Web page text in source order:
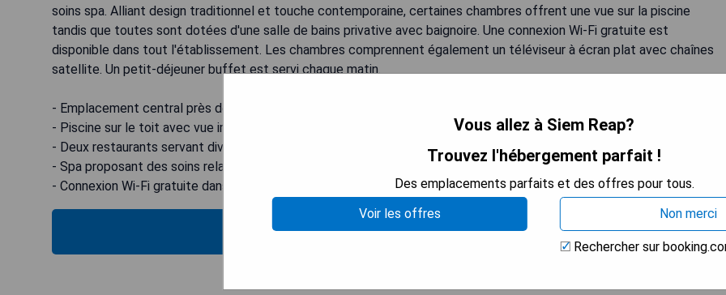
soins spa. Alliant design traditionnel et touche contemporaine, certaines chambres offrent une vue sur la piscine
tandis que toutes sont dotées d'une salle de bains privative avec baignoire. Une connexion Wi-Fi gratuite est
disponible dans tout l'établissement. Les chambres comprennent également un téléviseur à écran plat avec chaînes
satellite. Un petit-déjeuner buffet est servi chaque matin.
- Emplacement central près des attractions touristiques
- Piscine sur le toit avec vue imprenable
- Deux restaurants servant divers plats
- Spa proposant des soins relaxants
- Connexion Wi-Fi gratuite dans tout l'établissement
VÉRIFIEZ LA DISPONIBILITÉ
Vous allez à Siem Reap?
Trouvez l'hébergement parfait !
Des emplacements parfaits et des offres pour tous.
Voir les offres
Non merci
Rechercher sur